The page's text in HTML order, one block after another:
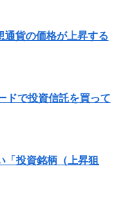
通貨の価格が上昇する
で投資信託を買って
「投資銘柄（上昇狙